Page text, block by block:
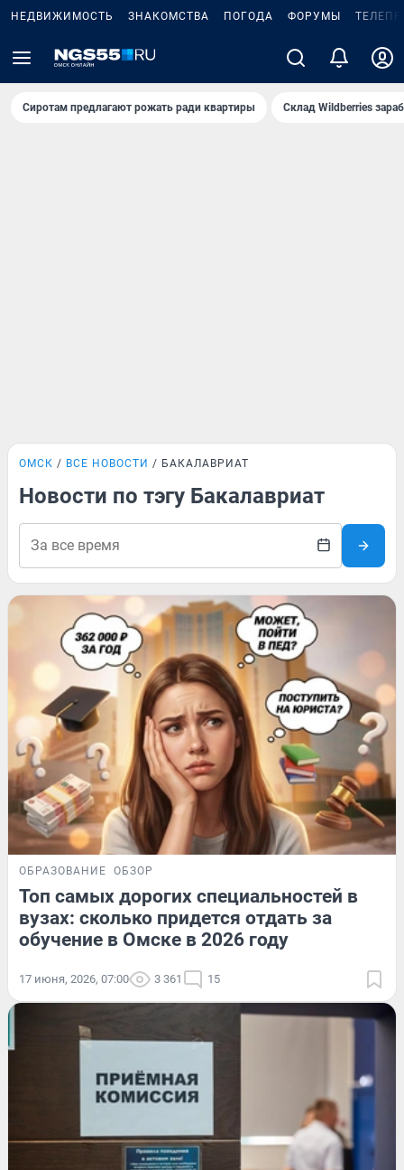
НЕДВИЖИМОСТЬ ЗНАКОМСТВА ПОГОДА ФОРУМЫ
Сиротам предлагают рожать ради квартиры Склад Wildberries
ОМСК ВСЕ НОВОСТИ БАКАЛАВРИАТ
Новости по тэгу Бакалавриат
ОБРАЗОВАНИЕ ОБЗОР
Топ самых дорогих специальностей в
вузах: сколько придется отдать за
обучение в Омске в 2026 году
17 июня, 2026, 07:00 3 361 15